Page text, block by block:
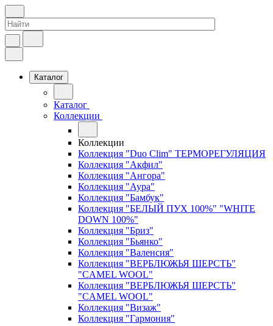
Каталог
Каталог
Коллекции
Коллекции
Коллекция "Duo Clim" ТЕРМОРЕГУЛЯЦИЯ
Коллекция "Акфил"
Коллекция "Ангора"
Коллекция "Аура"
Коллекция "Бамбук"
Коллекция "БЕЛЫЙ ПУХ 100%" "WHITE
DOWN 100%"
Коллекция "Бриз"
Коллекция "Бьянко"
Коллекция "Валенсия"
Коллекция "ВЕРБЛЮЖЬЯ ШЕРСТЬ"
"CAMEL WOOL"
Коллекция "ВЕРБЛЮЖЬЯ ШЕРСТЬ"
"CAMEL WOOL"
Коллекция "Визаж"
Коллекция "Гармония"